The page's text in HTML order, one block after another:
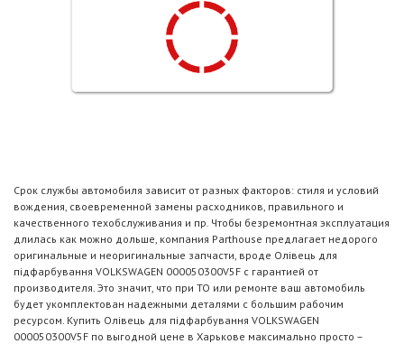
Срок службы автомобиля зависит от разных факторов: стиля и условий
вождения, своевременной замены расходников, правильного и
качественного техобслуживания и пр. Чтобы безремонтная эксплуатация
длилась как можно дольше, компания Parthouse предлагает недорого
оригинальные и неоригинальные запчасти, вроде Олiвець для
пiдфарбування VOLKSWAGEN 000050300V5F с гарантией от
производителя. Это значит, что при ТО или ремонте ваш автомобиль
будет укомплектован надежными деталями с большим рабочим
ресурсом. Купить Олiвець для пiдфарбування VOLKSWAGEN
000050300V5F по выгодной цене в Харькове максимально просто –